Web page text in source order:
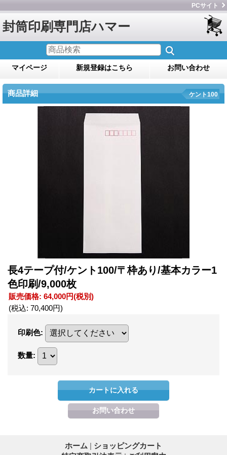
PCサイト
封筒印刷専門店ハマー
マイページ 新規登録はこちら お問い合わせ
商品詳細 ケント100
長4テープ付/ケント100/〒枠あり/基本カラー1
色印刷/9,000枚
販売価格: 64,000円(税別)
(税込: 70,400円)
印刷色:
数量:
ホーム | ショッピングカート